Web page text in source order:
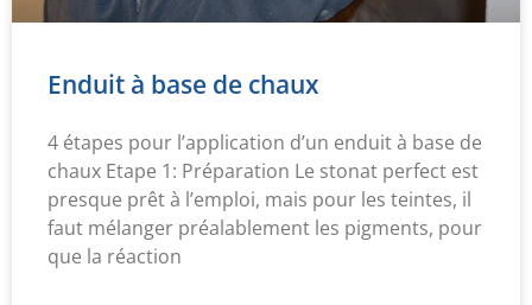
Enduit à base de chaux
4 étapes pour l’application d’un enduit à base de
chaux Etape 1: Préparation Le stonat perfect est
presque prêt à l’emploi, mais pour les teintes, il
faut mélanger préalablement les pigments, pour
que la réaction